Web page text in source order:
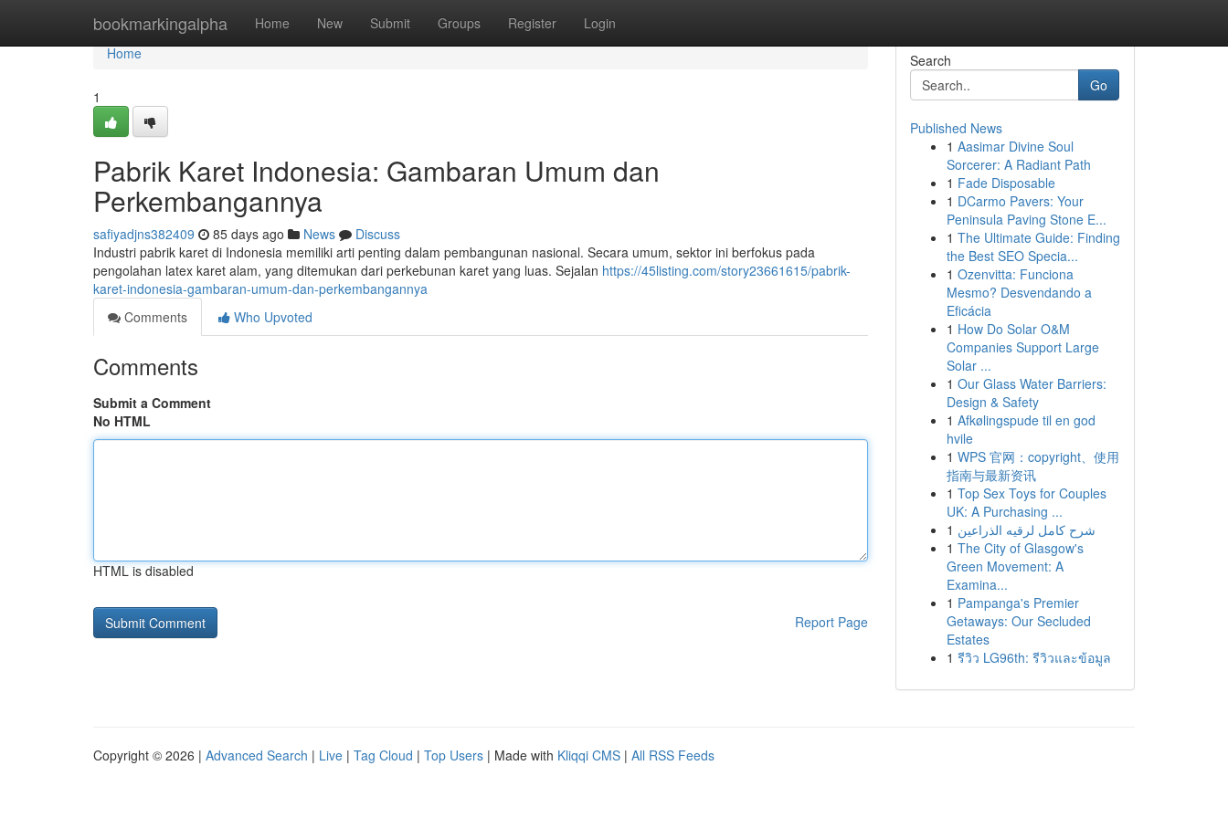
bookmarkingalpha Home New Submit Groups Register Login
Home
Home
1
Pabrik Karet Indonesia: Gambaran Umum dan
Perkembangannya
safiyadjns382409 85 days ago News
Discuss
Industri pabrik karet di Indonesia memiliki arti penting dalam pembangunan nasional. Secara umum, sektor ini berfokus pada
pengolahan latex karet alam, yang ditemukan dari perkebunan karet yang luas. Sejalan https://45listing.com/story23661615/pabrik-
karet-indonesia-gambaran-umum-dan-perkembangannya
Comments
Who Upvoted
Comments
Submit a Comment
No HTML
HTML is disabled
Report Page
Search
Go
Published News
1 Aasimar Divine Soul
Sorcerer: A Radiant Path
1 Fade Disposable
1 DCarmo Pavers: Your
Peninsula Paving Stone E...
1 The Ultimate Guide: Finding
the Best SEO Specia...
1 Ozenvitta: Funciona
Mesmo? Desvendando a
Eficácia
1 How Do Solar O&M
Companies Support Large
Solar ...
1 Our Glass Water Barriers:
Design & Safety
1 Afkølingspude til en god
hvile
1 WPS 官网：copyright、使用
指南与最新资讯
1 Top Sex Toys for Couples
UK: A Purchasing ...
1 شرح كامل لرقيه الذراعين
1 The City of Glasgow's
Green Movement: A
Examina...
1 Pampanga's Premier
Getaways: Our Secluded
Estates
1 รีวิว LG96th: รีวิวและข้อมูล
Copyright © 2026 | Advanced Search | Live | Tag Cloud | Top Users | Made with Kliqqi CMS | All RSS Feeds